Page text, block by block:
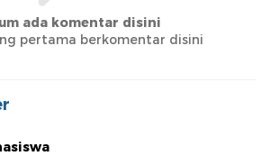
ada komentar disini
pertama berkomentar disini